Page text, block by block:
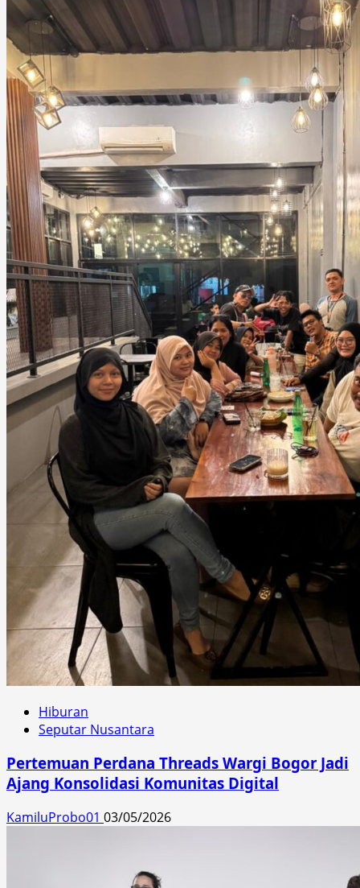
Hiburan
Seputar Nusantara
Pertemuan Perdana Threads Wargi Bogor Jadi
Ajang Konsolidasi Komunitas Digital
KamiluProbo01 03/05/2026